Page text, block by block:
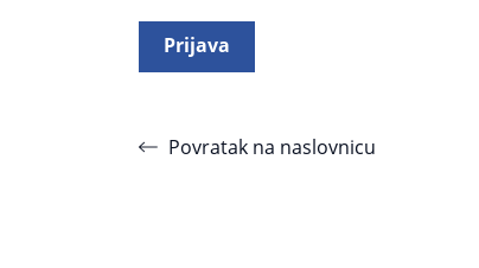
Prijava
Povratak na naslovnicu